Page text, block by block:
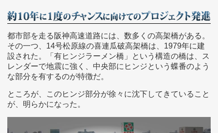
都市部を走る阪神高速道路には、数多くの高架橋がある。
その一つ、14号松原線の喜連瓜破高架橋は、1979年に建
設された。「有ヒンジラーメン橋」という構造の橋は、ス
レンダーで地震に強く、中央部にヒンジという蝶番のよう
な部分を有するのが特徴だ。
ところが、このヒンジ部分が徐々に沈下してきていること
が、明らかになった。